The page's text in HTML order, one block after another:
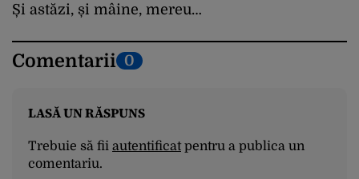
Și astăzi, și mâine, mereu…
Comentarii 0
LASĂ UN RĂSPUNS
Trebuie să fii autentificatpentru a publica un
comentariu.